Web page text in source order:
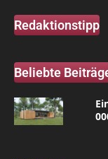
Redaktionstipp
Beliebte